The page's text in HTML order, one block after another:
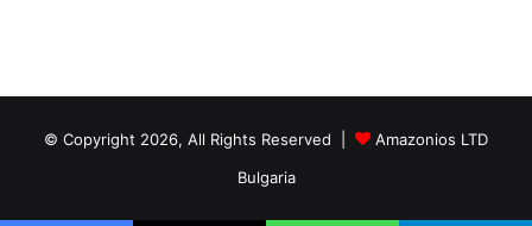
© Copyright 2026, All Rights Reserved |
Amazonios LTD
Bulgaria